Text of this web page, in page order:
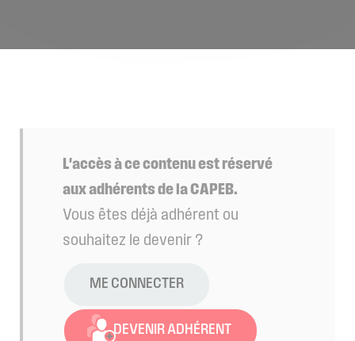
L'accès à ce contenu est réservé
aux adhérents de la CAPEB.
Vous êtes déjà adhérent ou
souhaitez le devenir ?
ME CONNECTER
DEVENIR ADHÉRENT